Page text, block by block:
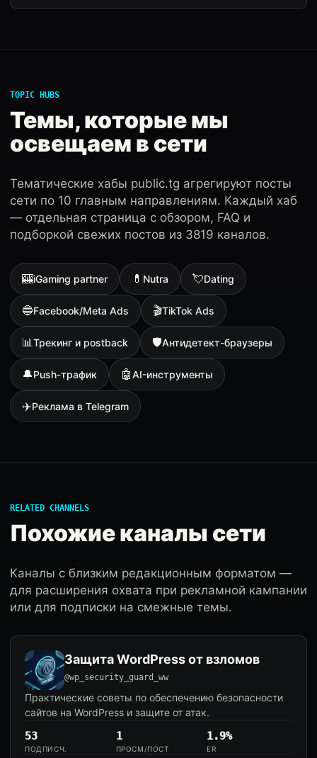
TOPIC HUBS
Темы, которые мы
освещаем в сети
Тематические хабы public.tg агрегируют посты
сети по 10 главным направлениям. Каждый хаб
— отдельная страница с обзором, FAQ и
подборкой свежих постов из 3819 каналов.
🎰iGaming partner 💊 Nutra 💘Dating
🔵Facebook/Meta Ads 🎬TikTok Ads
📊Трекинг и postback 🛡Антидетект-браузеры
🔔Push-трафик 🤖AI-инструменты
✈️Реклама в Telegram
RELATED CHANNELS
Похожие каналы сети
Каналы с близким редакционным форматом —
для расширения охвата при рекламной кампании
или для подписки на смежные темы.
Защита WordPress от взломов
@wp_security_guard_ww
Практические советы по обеспечению безопасности
сайтов на WordPress и защите от атак.
53
ПОДПИСЧ.
1
ПРОСМ/ПОСТ
1.9%
ER